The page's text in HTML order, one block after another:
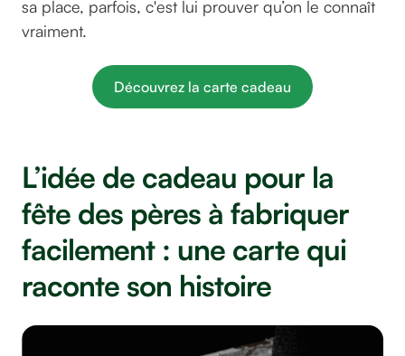
sa place, parfois, c'est lui prouver qu’on le connaît
vraiment.
Découvrez la carte cadeau
L’idée de cadeau pour la
fête des pères à fabriquer
facilement : une carte qui
raconte son histoire